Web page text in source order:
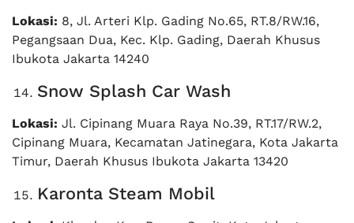
Lokasi: 8, Jl. Arteri Klp. Gading No.65, RT.8/RW.16,
Pegangsaan Dua, Kec. Klp. Gading, Daerah Khusus
Ibukota Jakarta 14240
Snow Splash Car Wash
Lokasi: Jl. Cipinang Muara Raya No.39, RT.17/RW.2,
Cipinang Muara, Kecamatan Jatinegara, Kota Jakarta
Timur, Daerah Khusus Ibukota Jakarta 13420
Karonta Steam Mobil